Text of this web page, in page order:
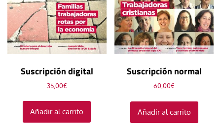
Suscripción digital
35,00€
Añadir al carrito
Suscripción normal
60,00€
Añadir al carrito